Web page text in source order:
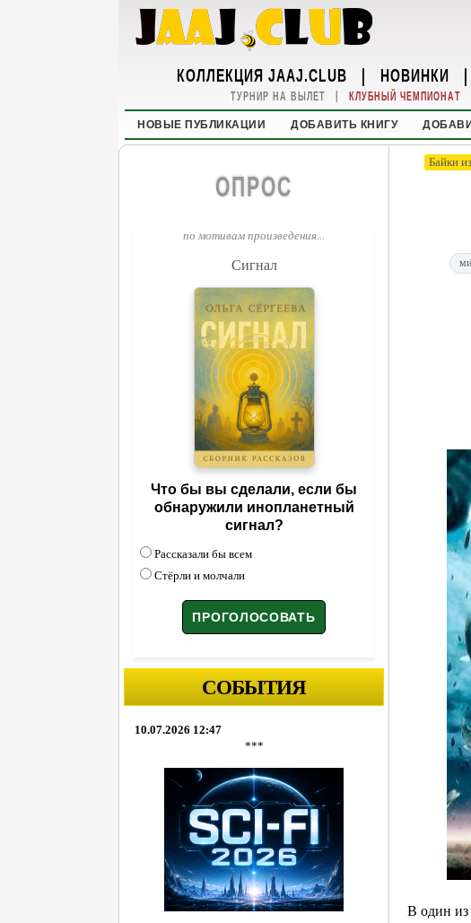
КОЛЛЕКЦИЯ JAAJ.CLUB | НОВИНКИ |
ТУРНИР НА ВЫЛЕТ | КЛУБНЫЙ ЧЕМПИОНАТ
НОВЫЕ ПУБЛИКАЦИИ ДОБАВИТЬ КНИГУ
ОПРОС
по мотивам произведения...
Сигнал
Что бы вы сделали, если бы
обнаружили инопланетный
сигнал?
Рассказали бы всем
Стёрли и молчали
СОБЫТИЯ
10.07.2026 12:47
***
Байки
В один из